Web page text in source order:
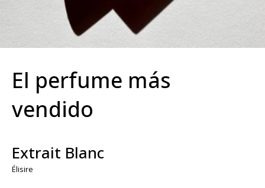
El perfume más
vendido
Extrait Blanc
Élisire